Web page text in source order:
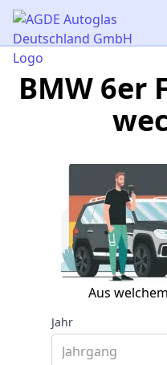
AGDE Autoglas
BMW 6er
Aus
Jahr